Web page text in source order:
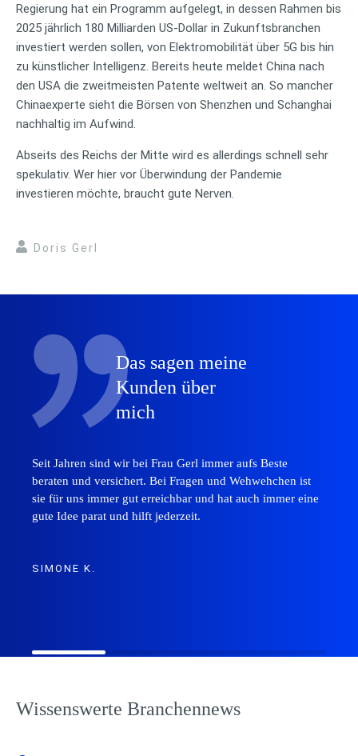
Regierung hat ein Programm aufgelegt, in dessen Rahmen bis
2025 jährlich 180 Milliarden US-Dollar in Zukunftsbranchen
investiert werden sollen, von Elektromobilität über 5G bis hin
zu künstlicher Intelligenz. Bereits heute meldet China nach
den USA die zweitmeisten Patente weltweit an. So mancher
Chinaexperte sieht die Börsen von Shenzhen und Schanghai
nachhaltig im Aufwind.
Abseits des Reichs der Mitte wird es allerdings schnell sehr
spekulativ. Wer hier vor Überwindung der Pandemie
investieren möchte, braucht gute Nerven.
Doris Gerl
Das sagen meine
Kunden über
mich
Seit Jahren sind wir bei Frau Gerl immer aufs Beste
beraten und versichert. Bei Fragen und Wehwehchen ist
sie für uns immer gut erreichbar und hat auch immer eine
gute Idee parat und hilft jederzeit.
SIMONE K.
Wissenswerte Branchennews